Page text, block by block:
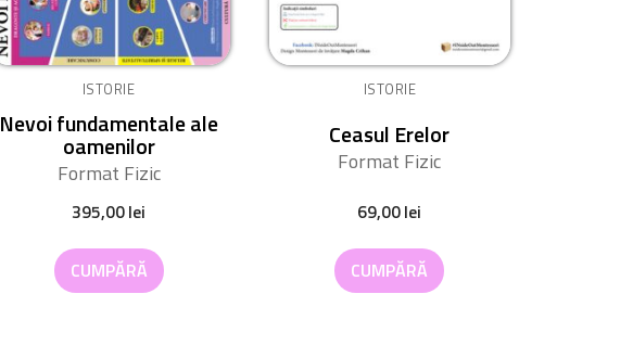
ISTORIE
Nevoi fundamentale ale
oamenilor
Format Fizic
395,00lei
CUMPĂRĂ
ISTORIE
Ceasul Erelor
Format Fizic
69,00lei
CUMPĂRĂ